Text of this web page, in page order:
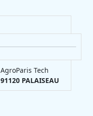
AgroParis Tech
91120 PALAISEAU